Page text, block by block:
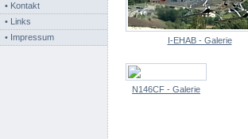
• Kontakt
• Links
• Impressum
I-EHAB - Galerie
N146CF - Galerie